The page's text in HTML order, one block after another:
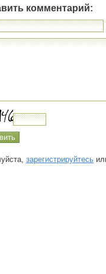
комментарий:
зарегистрируйтесь